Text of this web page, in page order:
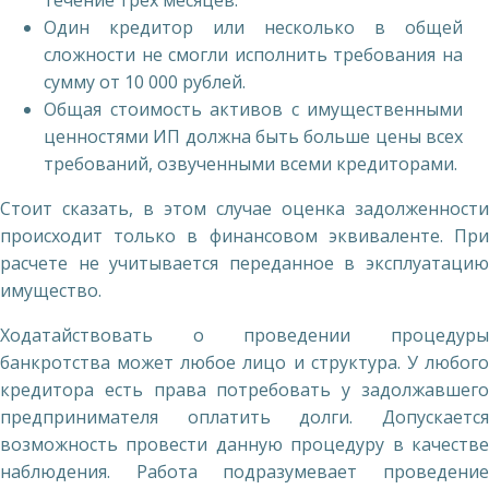
Один кредитор или несколько в общей
сложности не смогли исполнить требования на
сумму от 10 000 рублей.
Общая стоимость активов с имущественными
ценностями ИП должна быть больше цены всех
требований, озвученными всеми кредиторами.
Стоит сказать, в этом случае оценка задолженности
происходит только в финансовом эквиваленте. При
расчете не учитывается переданное в эксплуатацию
имущество.
Ходатайствовать о проведении процедуры
банкротства может любое лицо и структура. У любого
кредитора есть права потребовать у задолжавшего
предпринимателя оплатить долги. Допускается
возможность провести данную процедуру в качестве
наблюдения. Работа подразумевает проведение